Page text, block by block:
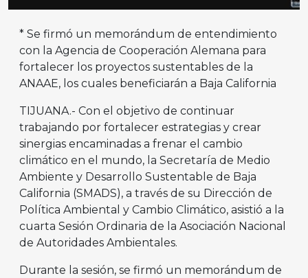
* Se firmó un memorándum de entendimiento
con la Agencia de Cooperación Alemana para
fortalecer los proyectos sustentables de la
ANAAE, los cuales beneficiarán a Baja California
TIJUANA.- Con el objetivo de continuar
trabajando por fortalecer estrategias y crear
sinergias encaminadas a frenar el cambio
climático en el mundo, la Secretaría de Medio
Ambiente y Desarrollo Sustentable de Baja
California (SMADS), a través de su Dirección de
Política Ambiental y Cambio Climático, asistió a la
cuarta Sesión Ordinaria de la Asociación Nacional
de Autoridades Ambientales.
Durante la sesión, se firmó un memorándum de